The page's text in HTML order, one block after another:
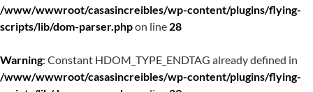
/www/wwwroot/casasincreibles/wp-content/plugins/flying-
scripts/lib/dom-parser.phpon line 28
Warning: Constant HDOM_TYPE_ENDTAG already defined in
/www/wwwroot/casasincreibles/wp-content/plugins/flying-